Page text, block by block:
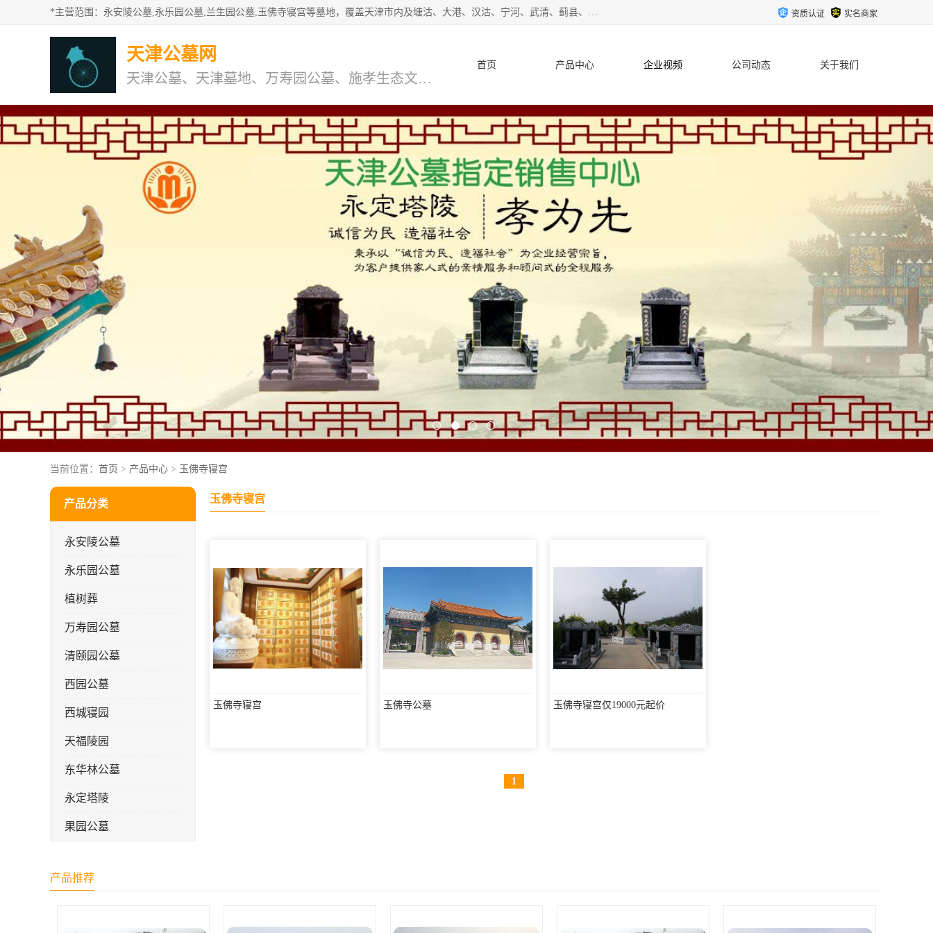
*主营范围：永安陵公墓,永乐园公墓,兰生园公墓,玉佛寺寝宫等墓地，覆盖天津市内及塘沽、大港、汉沽、宁河、武清、蓟县、静海、廊坊、北京、沧州等区域本中心由中国公墓网、天津公墓网、中国陵网、中国周易学会联合推举，我们的团队将会以优质的服务，竭诚为您服务，期待您的来电。 资质认证 实名商家
天津公墓网
天津公墓、天津墓地、万寿园公墓、施孝生态文化陵园
首页 产品中心 企业视频 公司动态 关于我们
当前位置： 首页 > 产品中心 > 玉佛寺寝宫
产品分类
永安陵公墓
永乐园公墓
植树葬
万寿园公墓
清颐园公墓
西园公墓
西城寝园
天福陵园
东华林公墓
永定塔陵
果园公墓
如意公墓
玉佛寺寝宫
玉佛寺寝宫 玉佛寺公墓 玉佛寺寝宫仅19000元起价
1
产品推荐